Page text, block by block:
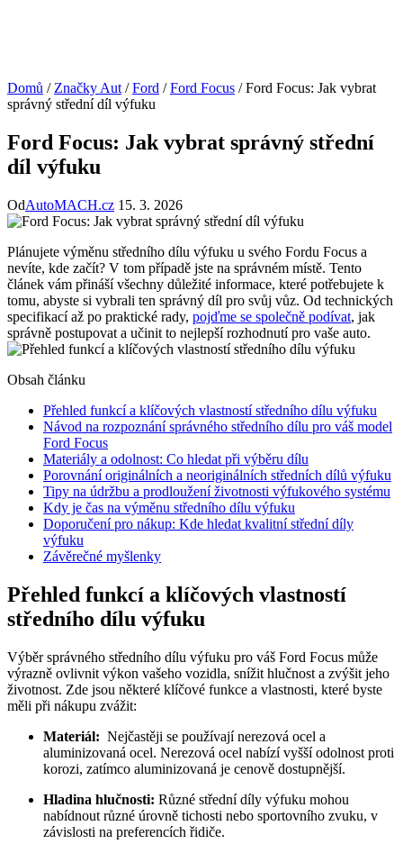
Domů / Značky Aut / Ford / Ford Focus / Ford Focus: Jak vybrat
správný střední díl výfuku
Ford Focus: Jak vybrat správný střední
díl výfuku
OdAutoMACH.cz 15. 3. 2026
Plánujete výměnu středního dílu výfuku⁣ u svého Fordu Focus a
‌nevíte,⁢ kde začít? V tom případě jste⁣ na​ správném místě. Tento
článek vám přináší všechny důležité informace, ‍které potřebujete ‍k
tomu, abyste ⁣si vybrali​ ten správný díl pro svůj⁣ vůz. Od technických
specifikací až po praktické rady, pojďme se společně podívat, jak
správně⁢ postupovat​ a učinit to nejlepší rozhodnutí pro vaše auto.
Obsah článku
Přehled funkcí a klíčových ⁢vlastností středního⁤ dílu výfuku
Návod ⁣na rozpoznání správného‍ středního dílu pro váš model
‌Ford⁢ Focus
Materiály⁣ a‌ odolnost: Co hledat​ při výběru dílu
Porovnání originálních a neoriginálních středních ‍dílů výfuku
Tipy na údržbu a​ prodloužení životnosti ‌výfukového systému
Kdy ⁢je čas na⁣ výměnu středního dílu ⁢výfuku
Doporučení pro nákup: Kde hledat kvalitní střední díly
výfuku
Závěrečné myšlenky
Přehled funkcí a klíčových ⁢vlastností
středního⁤ dílu výfuku
Výběr správného středního dílu‍ výfuku​ pro váš Ford Focus může
výrazně ovlivnit výkon ‌vašeho​ vozidla, snížit‌ hlučnost a‍ zvýšit jeho
životnost. Zde ‍jsou některé klíčové funkce a vlastnosti, které byste
měli při nákupu zvážit:
Materiál: ‍ Nejčastěji ​se⁤ používají nerezová ocel‌ a
aluminizovaná ocel.⁣ Nerezová⁢ ocel nabízí ⁤vyšší odolnost proti
​korozi, zatímco aluminizovaná ⁢je cenově dostupnější.
Hladina hlučnosti: Různé střední díly výfuku mohou
nabídnout různé úrovně‍ tichosti nebo sportovního zvuku, v
závislosti na preferencích řidiče.